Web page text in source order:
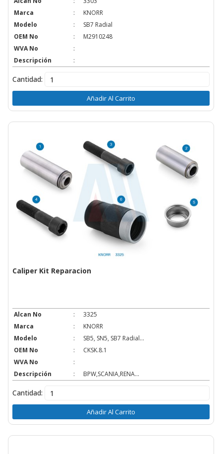
Marca
:
KNORR
Modelo
:
SB7 Radial
OEM No
:
M2910248
WVA No
:
Descripción
:
Cantidad:
Añadir Al Carrito
Caliper Kit Reparacion
Alcan No :
3325
Marca
:
KNORR
Modelo
:
SB5, SN5, SB7 Radial...
OEM No
:
CKSK.8.1
WVA No
:
Descripción
: BPW,SCANIA,RENA...
Cantidad:
Añadir Al Carrito